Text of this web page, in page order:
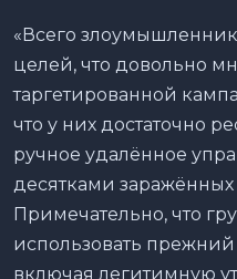
«Всего
целей, что довольно
таргетированной
что у них достаточно
ручное удалённое
десятками заражённых
Примечательно, что
использовать
включая легитимную